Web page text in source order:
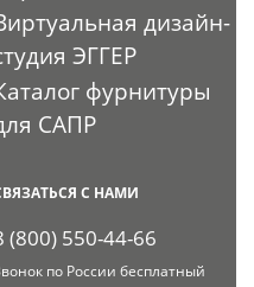
дизайн-
ЭГГЕР
фурнитуры
САПР
С НАМИ
(800) 550-44-66
по России бесплатный